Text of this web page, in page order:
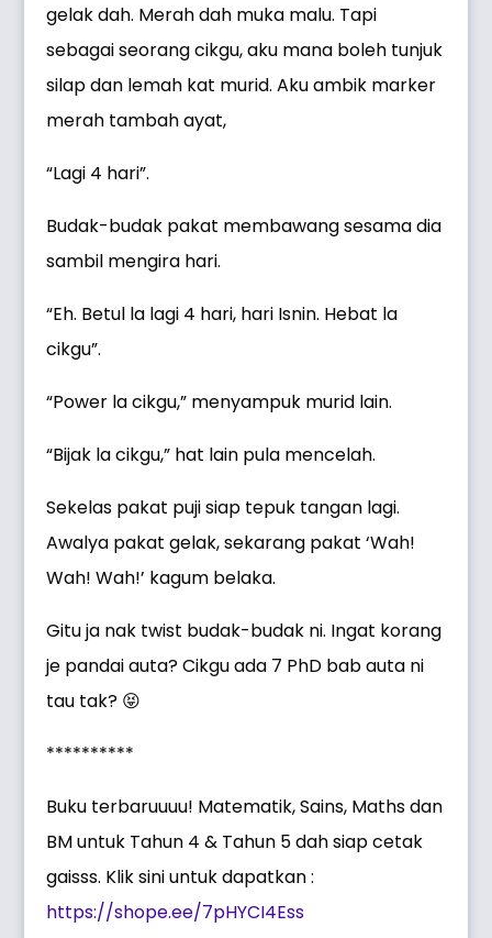
gelak dah. Merah dah muka malu. Tapi
sebagai seorang cikgu, aku mana boleh tunjuk
silap dan lemah kat murid. Aku ambik marker
merah tambah ayat,
“Lagi 4 hari”.
Budak-budak pakat membawang sesama dia
sambil mengira hari.
“Eh. Betul la lagi 4 hari, hari Isnin. Hebat la
cikgu”.
“Power la cikgu,” menyampuk murid lain.
“Bijak la cikgu,” hat lain pula mencelah.
Sekelas pakat puji siap tepuk tangan lagi.
Awalya pakat gelak, sekarang pakat ‘Wah!
Wah! Wah!’ kagum belaka.
Gitu ja nak twist budak-budak ni. Ingat korang
je pandai auta? Cikgu ada 7 PhD bab auta ni
tau tak? 😝
**********
Buku terbaruuuu! Matematik, Sains, Maths dan
BM untuk Tahun 4 & Tahun 5 dah siap cetak
gaisss. Klik sini untuk dapatkan :
https://shope.ee/7pHYCI4Ess